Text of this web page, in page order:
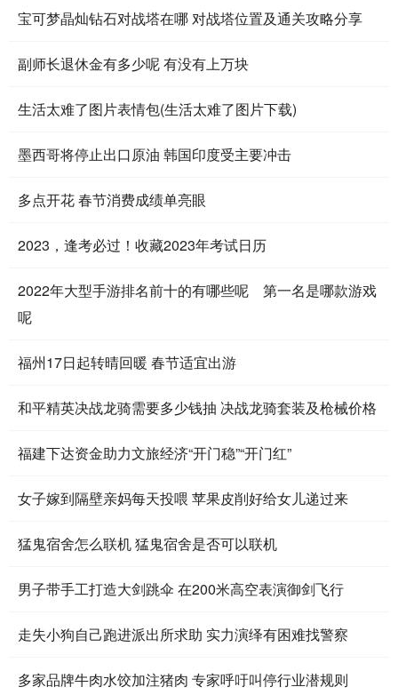
宝可梦晶灿钻石对战塔在哪 对战塔位置及通关攻略分享
副师长退休金有多少呢 有没有上万块
生活太难了图片表情包(生活太难了图片下载)
墨西哥将停止出口原油 韩国印度受主要冲击
多点开花 春节消费成绩单亮眼
2023，逢考必过！收藏2023年考试日历
2022年大型手游排名前十的有哪些呢 第一名是哪款游戏
呢
福州17日起转晴回暖 春节适宜出游
和平精英决战龙骑需要多少钱抽 决战龙骑套装及枪械价格
福建下达资金助力文旅经济“开门稳”“开门红”
女子嫁到隔壁亲妈每天投喂 苹果皮削好给女儿递过来
猛鬼宿舍怎么联机 猛鬼宿舍是否可以联机
男子带手工打造大剑跳伞 在200米高空表演御剑飞行
走失小狗自己跑进派出所求助 实力演绎有困难找警察
多家品牌牛肉水饺加注猪肉 专家呼吁叫停行业潜规则